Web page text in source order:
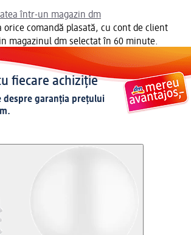
într-un magazin dm
orice comandă plasată, cu cont de client
magazinul dm selectat în 60 minute.
fiecare achiziție
despre garanția prețului